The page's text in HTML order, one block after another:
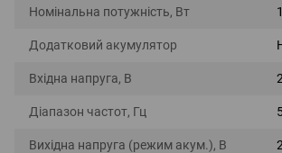
Номінальна потужність, Вт
Додатковий акумулятор
Вхідна напруга, В
Діапазон частот, Гц
Вихідна напруга (режим акум.), В